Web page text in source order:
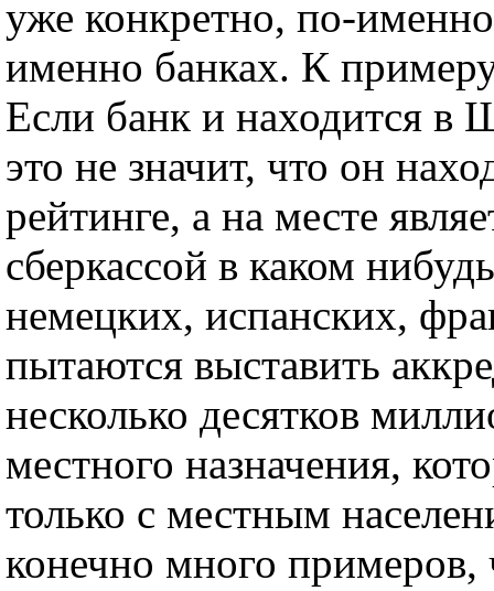
уже конкретно, по-
именно банках. К
Если банк и находится в
это не значит, что он
рейтинге, а на месте
сберкассой в каком
немецких, испанских,
пытаются выставить
несколько десятков
местного назначения,
только с местным
конечно много примеров,